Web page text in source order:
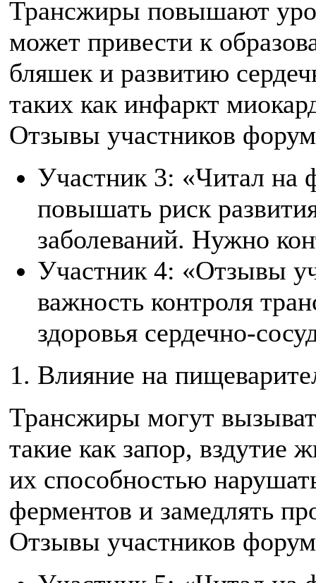
Трансжиры повышают
может привести к
бляшек и развитию
таких как инфаркт
Отзывы участников
Участник 3: «Читал на
повышать риск
заболеваний. Нужно
Участник 4: «Отзывы
важность контроля
здоровья сердечно-
Влияние на
Трансжиры могут
такие как запор, вздутие
их способностью
ферментов и замедлять
Отзывы участников